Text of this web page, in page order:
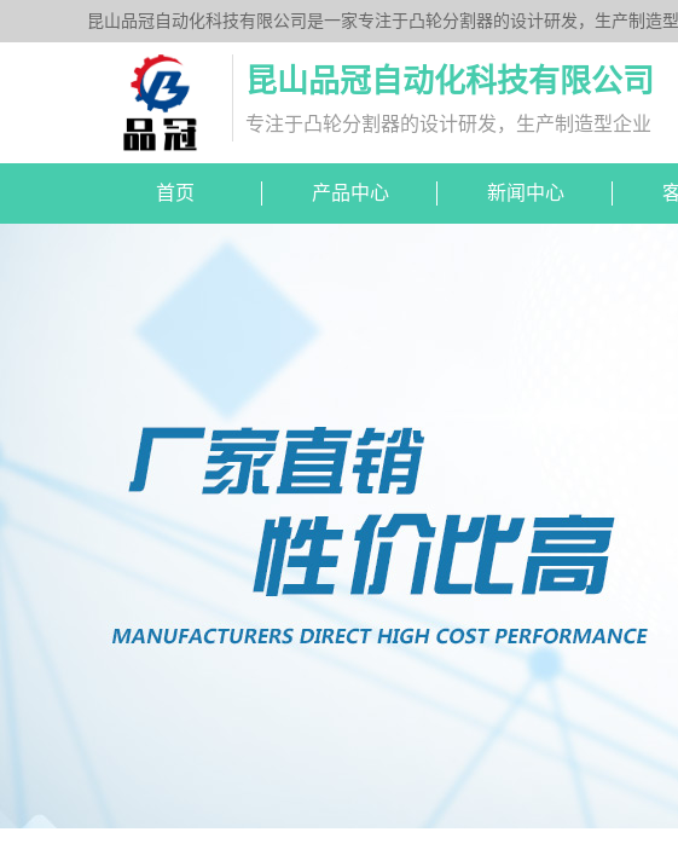
昆山品冠自动化科技有限公司是一家专注于凸轮分割器的设计研发，生产制
列、平台桌面型DT系列、超薄平台桌面型DA系列、心轴型DS系列、平板型
昆山品冠自动化科技有限公司
专注于凸轮分割器的设计研发，生产制造型企业
首页 产品中心 新闻中心
DA超薄平台桌面型
分割器图纸下载